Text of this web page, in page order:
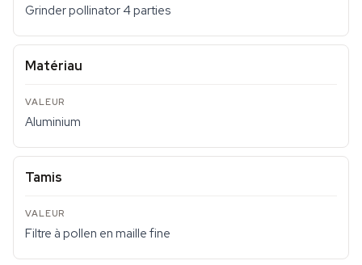
Grinder pollinator 4 parties
Matériau
Aluminium
Tamis
Filtre à pollen en maille fine